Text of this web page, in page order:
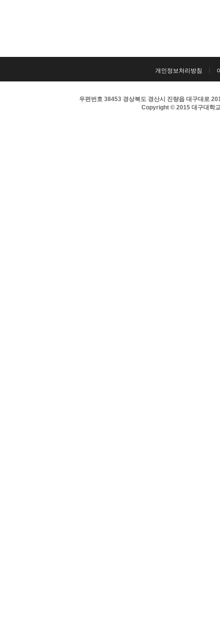
개인정보처리방침
우편번호 38453 경상북도 경산시 진량읍 대구대로
Copyright © 2015 대구대학